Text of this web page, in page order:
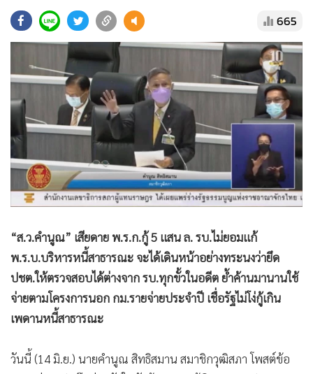
• Good health & Well-being
• Green Innovation & SD
Management & HR
• MGR Live
• Infographic
การเมือง
•
กีฬา
ต่างประเทศ
• เศรษฐกิจ-ธุรกิจ
• จีน
• ชุมชน-คุณภาพชีวิต
• อาชญากรรม
• Motoring
•
เกม
วิทยาศาสตร์
665
“ส.ว.คำนูณ” เสียดาย พ.ร.ก.กู้ 5 แสน ล. รบ.ไม่ยอมแก้
พ.ร.บ.บริหารหนี้สาธารณะ จะได้เดินหน้าอย่างทระนงว่ายึด
ปชต.ให้ตรวจสอบได้ต่างจาก รบ.ทุกขั้วในอดีต ย้ำค้านมานานใช้
จ่ายตามโครงการนอก กม.รายจ่ายประจำปี เชื่อรัฐไม่โง่กู้เกิน
เพดานหนี้สาธารณะ
วันนี้ (14 มิ.ย.) นายคำนูณ สิทธิสมาน สมาชิกวุฒิสภา โพสต์ข้อ